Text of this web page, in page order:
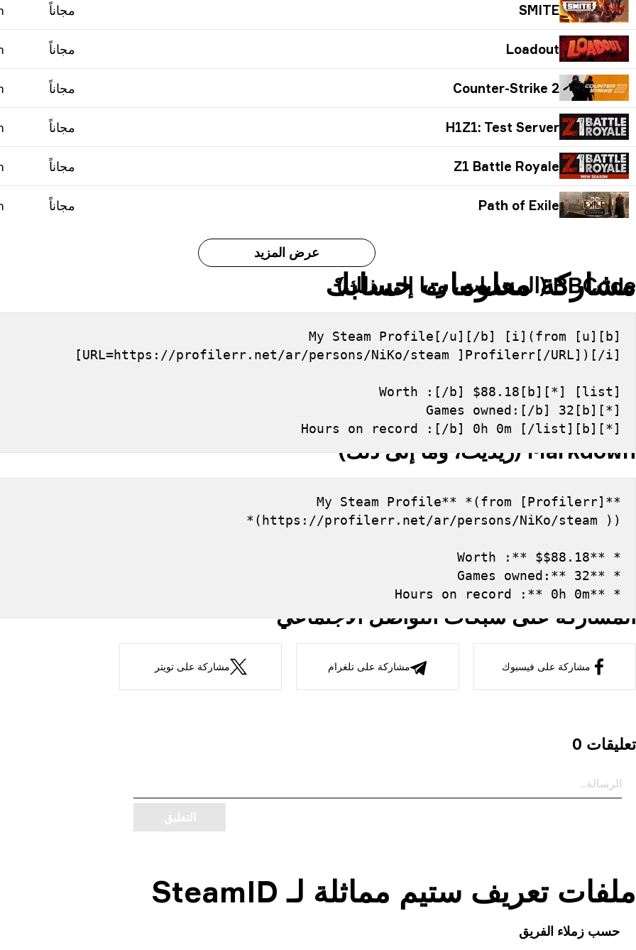
SMITE مجاناً
Loadout مجاناً
Counter-Strike 2 مجاناً
H1Z1: Test Server مجاناً
Z1 Battle Royale مجاناً
Path of Exile مجاناً
عرض المزيد
مشاركة معلومات حسابك
BBCode (المنتديات، وما إلى ذلك)
[b][u]My Steam Profile[/u][/b] [i](from
[URL=https://profilerr.net/ar/persons/NiKo/steam ]Profilerr[/URL])[/i]
[list] [*][b]Worth :[/b] $88.18
[*][b]Games owned:[/b] 32
[*][b]Hours on record :[/b] 0h 0m [/list]
Markdown (ريديت، وما إلى ذلك)
**My Steam Profile** *(from [Profilerr]
(https://profilerr.net/ar/persons/NiKo/steam ))*
* **Worth :** $$88.18
* **Games owned:** 32
* **Hours on record :** 0h 0m
المشاركة على شبكات التواصل الاجتماعي
مشاركة على فيسبوك مشاركة على تلغرام مشاركة على تويتر
تعليقات 0
التعليق
ملفات تعريف ستيم مماثلة لـ SteamID
حسب زملاء الفريق